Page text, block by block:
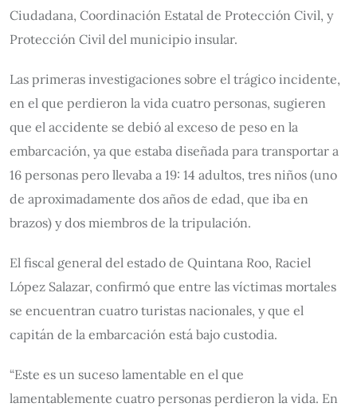
Ciudadana, Coordinación Estatal de Protección Civil, y
Protección Civil del municipio insular.
Las primeras investigaciones sobre el trágico incidente,
en el que perdieron la vida cuatro personas, sugieren
que el accidente se debió al exceso de peso en la
embarcación, ya que estaba diseñada para transportar a
16 personas pero llevaba a 19: 14 adultos, tres niños (uno
de aproximadamente dos años de edad, que iba en
brazos) y dos miembros de la tripulación.
El fiscal general del estado de Quintana Roo, Raciel
López Salazar, confirmó que entre las víctimas mortales
se encuentran cuatro turistas nacionales, y que el
capitán de la embarcación está bajo custodia.
“Este es un suceso lamentable en el que
lamentablemente cuatro personas perdieron la vida. En